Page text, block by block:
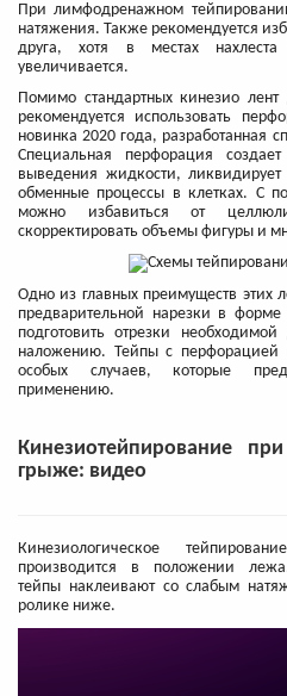
При лимфодренажном
натяжения. Также рекомендуется
друга, хотя в местах нахлеста
увеличивается.
Помимо стандартных кинезио
рекомендуется использовать
новинка 2020 года, разработанная
Специальная перфорация
выведения жидкости,
обменные процессы в клетках. С
можно избавиться от
скорректировать объемы фигуры и
Одно из главных преимуществ этих
предварительной нарезки в
подготовить отрезки
наложению. Тейпы с перфорацией
особых случаев, которые
применению.
Кинезиотейпирование
грыже: видео
Кинезиологическое
производится в положении
тейпы наклеивают со слабым
ролике ниже.